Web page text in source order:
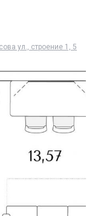
ул., строение 1, 5